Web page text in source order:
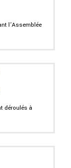
l’Assemblée
déroulés à